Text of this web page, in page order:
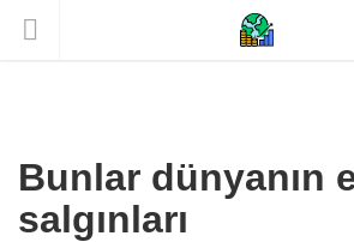
Bunlar dünyanın
salgınları